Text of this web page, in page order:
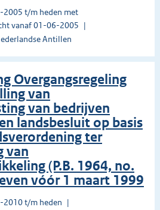
2005 t/m heden met
vanaf 01-06-2005
Antillen
Overgangsregeling
van
van bedrijven
landsbesluit op basis
ter
van
(P.B. 1964, no.
vóór 1 maart 1999
2010 t/m heden